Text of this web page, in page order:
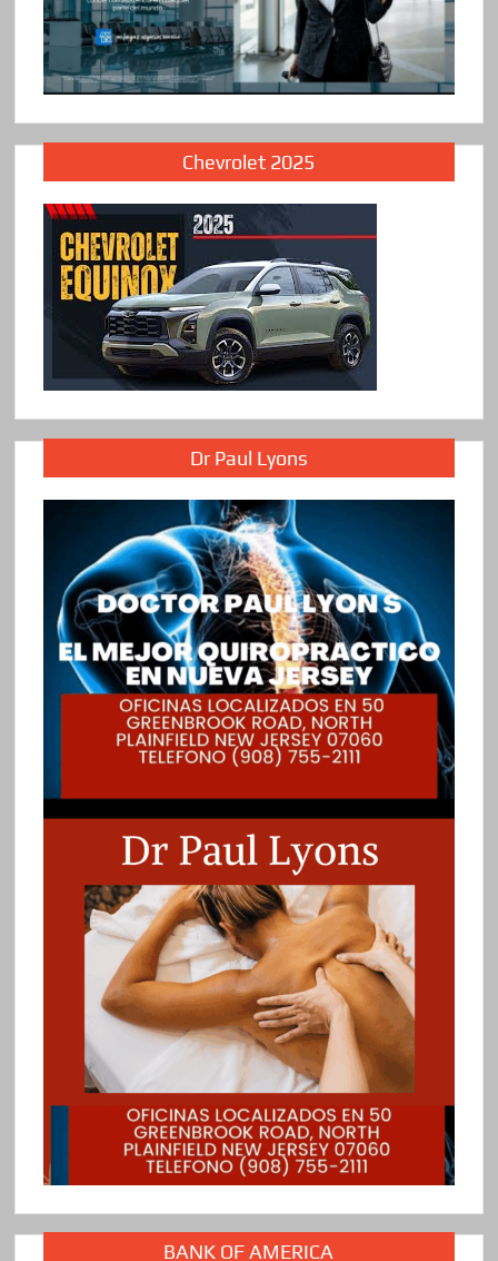
Chevrolet 2025
Dr Paul Lyons
BANK OF AMERICA